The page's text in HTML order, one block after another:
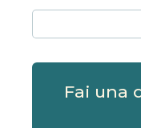
Fai una